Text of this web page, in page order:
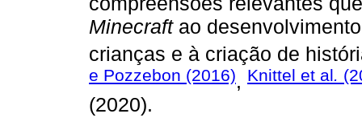
Minecraftao
crianças e à criação de
e Pozzebon (2016), Knittel et al.
(2020).